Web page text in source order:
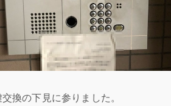
換の下見に参りました。